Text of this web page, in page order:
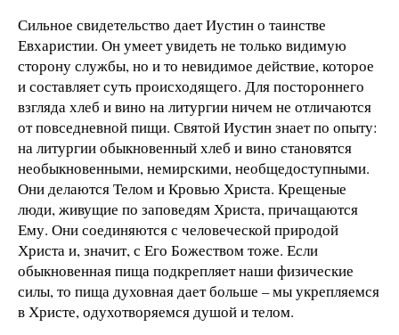
Сильное свидетельство дает Иустин о таинстве
Евхаристии. Он умеет увидеть не только видимую
сторону службы, но и то невидимое действие, которое
и составляет суть происходящего. Для постороннего
взгляда хлеб и вино на литургии ничем не отличаются
от повседневной пищи. Святой Иустин знает по опыту:
на литургии обыкновенный хлеб и вино становятся
необыкновенными, немирскими, необщедоступными.
Они делаются Телом и Кровью Христа. Крещеные
люди, живущие по заповедям Христа, причащаются
Ему. Они соединяются с человеческой природой
Христа и, значит, с Его Божеством тоже. Если
обыкновенная пища подкрепляет наши физические
силы, то пища духовная дает больше – мы укрепляемся
в Христе, одухотворяемся душой и телом.